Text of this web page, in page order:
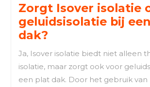
Zorgt Isover isolatie
geluidsisolatie bij
dak?
Ja, Isover isolatie biedt niet alleen
isolatie, maar zorgt ook voor
een plat dak. Door het gebruik van